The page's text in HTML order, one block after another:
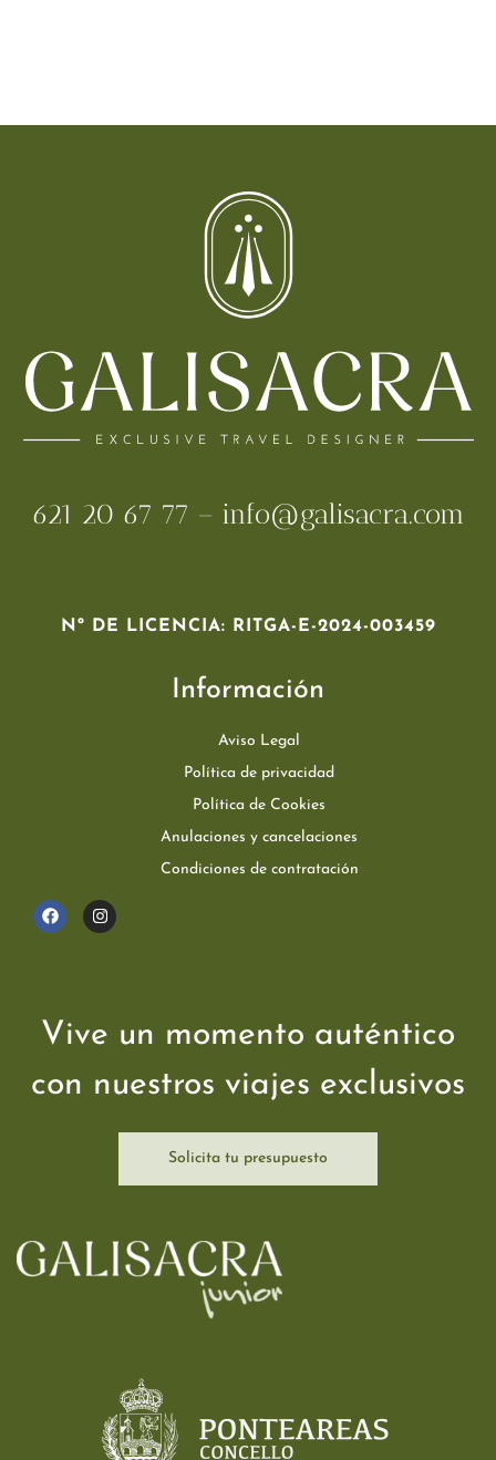
621 20 67 77 – info@galisacra.com
Nº DE LICENCIA: RITGA-E-2024-003459
Información
Aviso Legal
Política de privacidad
Política de Cookies
Anulaciones y cancelaciones
Condiciones de contratación
Vive un momento auténtico
con nuestros viajes exclusivos
Solicita tu presupuesto